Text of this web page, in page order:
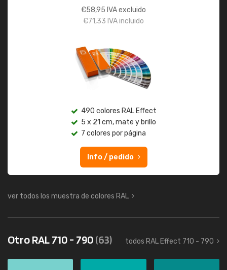
€58,95 IVA excluido
€71,33 IVA incluido
490 colores RAL Effect
5 x 21 cm, mate y brillo
7 colores por página
Info / pedido
ver todos los muestra de colores RAL
Otro RAL 710 - 790(63) todos RAL Effect 710 - 790